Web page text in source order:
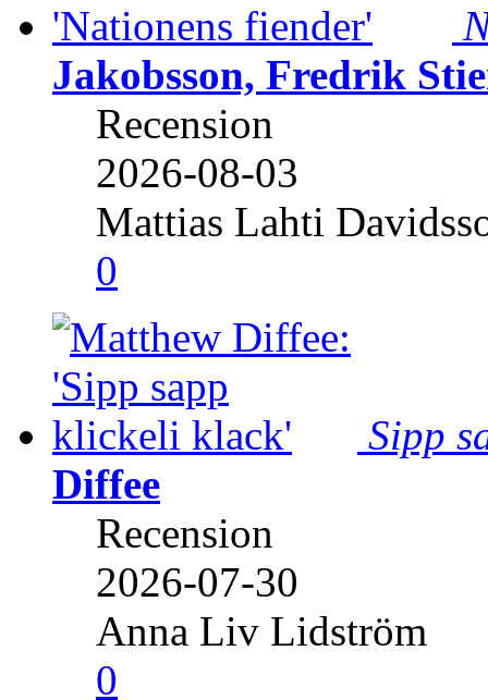
Jakobsson, Fredrik
Recension
2026-08-03
Mattias Lahti
0
Sipp
Diffee
Recension
2026-07-30
Anna Liv Lidström
0